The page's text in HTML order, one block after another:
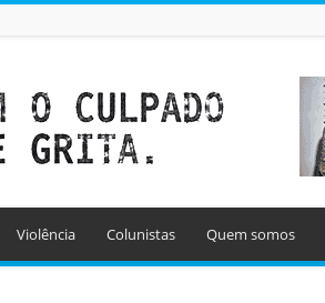
Violência Colunistas Quem somos